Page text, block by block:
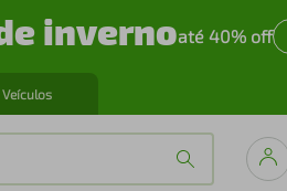
invernoaté 40% off